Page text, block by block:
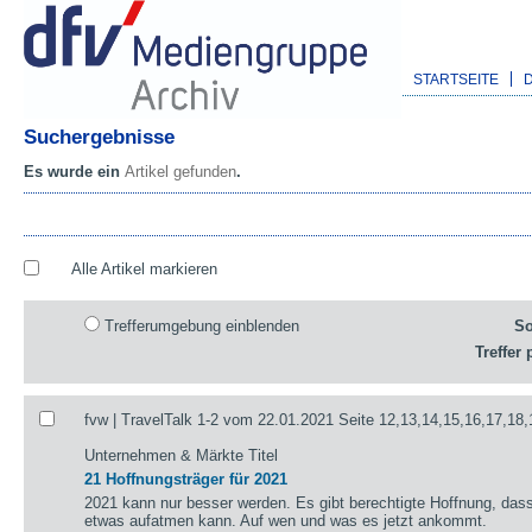
STARTSEITE
Suchergebnisse
Es wurde ein Artikel gefunden.
Alle Artikel markieren
Trefferumgebung einblenden
Treffer
fvw | TravelTalk 1-2 vom 22.01.2021 Seite
Unternehmen & Märkte Titel
21 Hoffnungsträger für 2021
2021 kann nur besser werden. Es gibt berechtigte Hoffnung,
etwas aufatmen kann. Auf wen und was es jetzt ankommt.